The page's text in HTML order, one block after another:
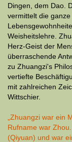
Dingen, dem Dao.
vermittelt die
Weisheitslehre.
Herz-Geist der
überraschende
zu Zhuangzi's
vertiefte
mit zahlreichen
Wittschier.
„Zhuangzi war ein
Rufname war
(Qiyuan) und war